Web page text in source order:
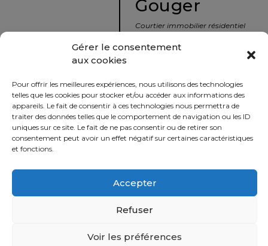
Gérer le consentement
aux cookies
Pour offrir les meilleures expériences, nous utilisons des technologies
telles que les cookies pour stocker et/ou accéder aux informations des
appareils. Le fait de consentir à ces technologies nous permettra de
traiter des données telles que le comportement de navigation ou les ID
uniques sur ce site. Le fait de ne pas consentir ou de retirer son
consentement peut avoir un effet négatif sur certaines caractéristiques
et fonctions.
Accepter
Refuser
Voir les préférences
immobilier
vers
la
tranquillité
d’esprit
défi
Gouger
Courtier immobilier résidentiel
450 229-2992
50 rue morin,
Sainte-Adèle, Québec
J8B 2P7
Partager
Politique